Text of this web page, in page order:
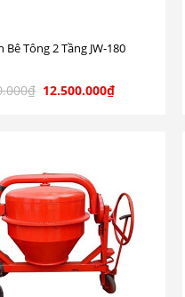
Bê Tông 2 Tầng JW-180
₫ 12.500.000₫